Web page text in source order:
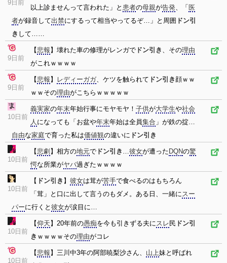
9日前
以上診ませんって言われた」と 患者の母親が告発、「 医
者が録音して出禁にするって相当やってるぞ…」と周囲 ドン引
き して……
9日前
【悲報 】壊れた車の修理がレンガで ドン引き 、その理由
がこれｗｗｗｗ
9日前
【悲報 】 レディーガガ、ケツを触られて ドン引き 顔ｗｗ
ｗｗその理由がこちらｗｗｗｗｗ
10日前
義実家の年末年始行事にモヤモヤ！ 子供が大学生や社会
人 になっても「お盆や年末年始は全員集合 」が鉄の掟…
自由な家庭で育った私は価値観の違いに ドン引き
10日前
【悲劇 】相方の地元で ドン引き …彼女が遭った DQNの驚
愕な所業がヤバ過ぎたｗｗｗｗ
10日前
【 ドン引き 】 彼女は茸が苦手で食べるのはもちろん
「茸」と口に出して言うのもダメ。ある日、一緒にスー
パーに行くと 彼女が涙目に…
10日前
【仰天 】20年前の愚痴を今も引きずる夫にスレ 民 ドン引
き ｗｗｗｗその理由がコレ
10日前
【悲報 】三川中3年の阿部暁梨沙さん、 山上妹と呼ばれ